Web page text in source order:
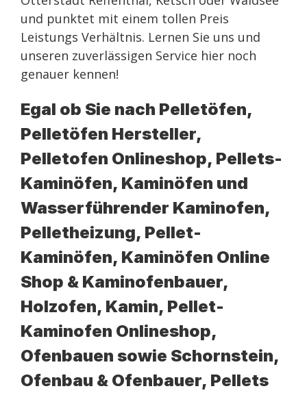
und punktet mit einem tollen Preis
Leistungs Verhältnis. Lernen Sie uns und
unseren zuverlässigen Service hier noch
genauer kennen!
Egal ob Sie nach Pelletöfen,
Pelletöfen Hersteller,
Pelletofen Onlineshop, Pellets-
Kaminöfen, Kaminöfen und
Wasserführender Kaminofen,
Pelletheizung, Pellet-
Kaminöfen, Kaminöfen Online
Shop & Kaminofenbauer,
Holzofen, Kamin, Pellet-
Kaminofen Onlineshop,
Ofenbauen sowie Schornstein,
Ofenbau & Ofenbauer, Pellets